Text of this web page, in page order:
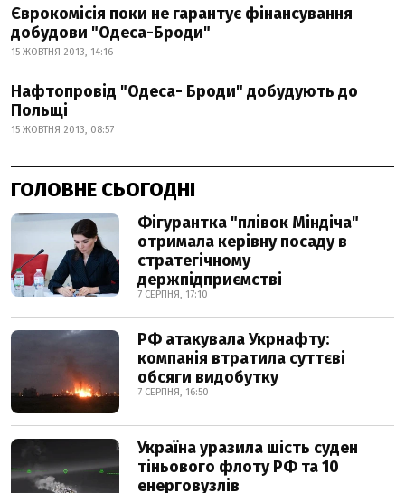
Єврокомісія поки не гарантує фінансування
добудови "Одеса-Броди"
15 ЖОВТНЯ 2013, 14:16
Нафтопровід "Одеса- Броди" добудують до
Польщі
15 ЖОВТНЯ 2013, 08:57
ГОЛОВНЕ СЬОГОДНІ
Фігурантка "плівок Міндіча"
отримала керівну посаду в
стратегічному
держпідприємстві
7 СЕРПНЯ, 17:10
РФ атакувала Укрнафту:
компанія втратила суттєві
обсяги видобутку
7 СЕРПНЯ, 16:50
Україна уразила шість суден
тіньового флоту РФ та 10
енерговузлів